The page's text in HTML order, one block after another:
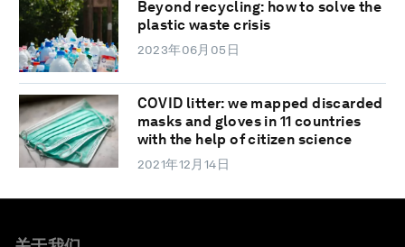
Beyond recycling: how to solve the
plastic waste crisis
2023年06月05日
COVID litter: we mapped discarded
masks and gloves in 11 countries
with the help of citizen science
2021年12月14日